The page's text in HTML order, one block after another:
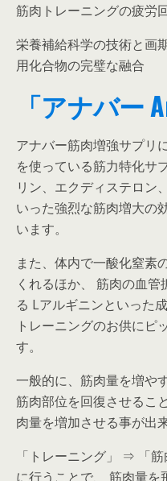
筋肉トレーニングの疲労
栄養補給科学の技術と画
用化合物の完璧な融合
「アナバー
アナバー筋肉増強サプリ
を使っている筋力特化サ
リン、エクディステロン
いった強烈な筋肉増大の
います。
また、体内で一酸化窒素
くれるほか、 筋肉の血
る Lアルギニンといった
トレーニングのお供にピ
す。
一般的に、筋肉量を増や
筋肉部位を回復させるこ
肉量を増加させる事が出来
「トレーニング」 ⇒ 「
に行うことで、 筋肉量を